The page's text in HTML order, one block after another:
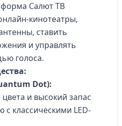
Салют ТВ
кинотеатры,
ставить
и управлять
голоса.
Dot):
и высокий запас
с классическими LED-